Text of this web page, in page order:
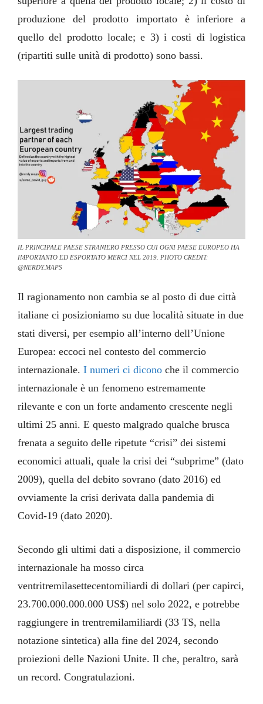
produzione del prodotto importato è inferiore a
quello del prodotto locale; e 3) i costi di logistica
(ripartiti sulle unità di prodotto) sono bassi.
IL PRINCIPALE PAESE STRANIERO PRESSO CUI OGNI PAESE EUROPEO HA
IMPORTANTO ED ESPORTATO MERCI NEL 2019. PHOTO CREDIT:
@NERDY.MAPS
Il ragionamento non cambia se al posto di due città
italiane ci posizioniamo su due località situate in due
stati diversi, per esempio all’interno dell’Unione
Europea: eccoci nel contesto del commercio
internazionale.I numeri ci dicono che il commercio
internazionale è un fenomeno estremamente
rilevante e con un forte andamento crescente negli
ultimi 25 anni. E questo malgrado qualche brusca
frenata a seguito delle ripetute “crisi” dei sistemi
economici attuali, quale la crisi dei “subprime” (dato
2009), quella del debito sovrano (dato 2016) ed
ovviamente la crisi derivata dalla pandemia di
Covid-19 (dato 2020).
Secondo gli ultimi dati a disposizione, il commercio
internazionale ha mosso circa
ventritremilasettecentomiliardi di dollari (per capirci,
23.700.000.000.000 US$) nel solo 2022, e potrebbe
raggiungere in trentremilamiliardi (33 T$, nella
notazione sintetica) alla fine del 2024, secondo
proiezioni delle Nazioni Unite. Il che, peraltro, sarà
un record. Congratulazioni.